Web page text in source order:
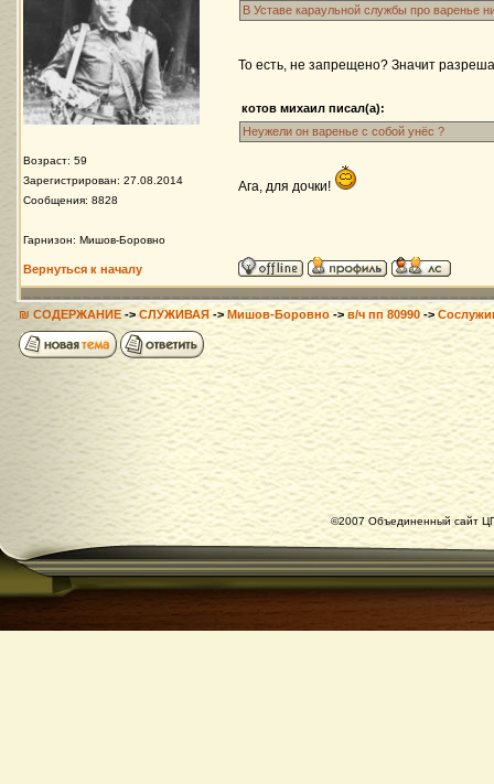
Возраст: 59
Зарегистрирован: 27.08.2014
Сообщения: 8828
Гарнизон: Мишов-Боровно
В Уставе караульной службы про варенье
То есть, не запрещено? Значит
котов михаил писал(а):
Неужели он варенье с собой унёс ?
Ага, для дочки!
Вернуться к началу
₪ СОДЕРЖАНИЕ-> СЛУЖИВАЯ -> Мишов-Боровно -> в/ч пп 80990 ->
©2007 Объединенный сайт